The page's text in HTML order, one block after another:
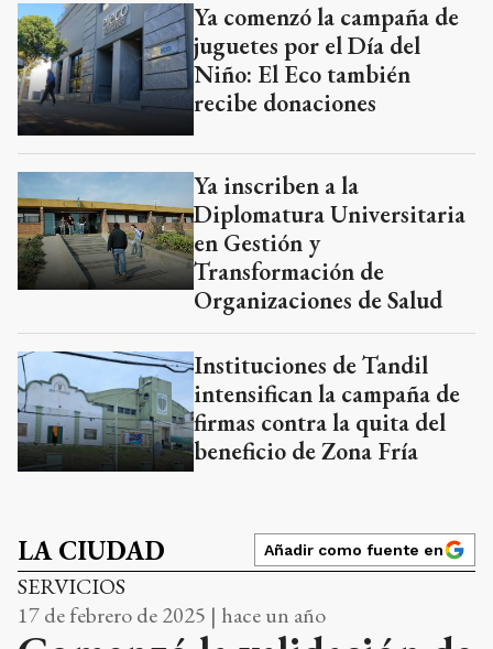
Ya comenzó la campaña de
juguetes por el Día del
Niño: El Eco también
recibe donaciones
Ya inscriben a la
Diplomatura Universitaria
en Gestión y
Transformación de
Organizaciones de Salud
Instituciones de Tandil
intensifican la campaña de
firmas contra la quita del
beneficio de Zona Fría
LA CIUDAD Añadir como fuente en
SERVICIOS
17 de febrero de 2025 | hace un año